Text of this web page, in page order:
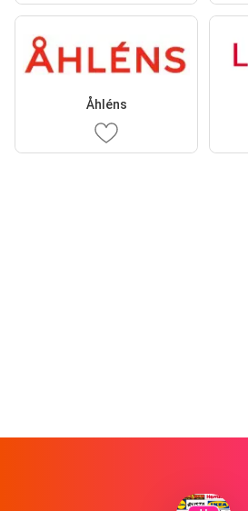
Åhléns